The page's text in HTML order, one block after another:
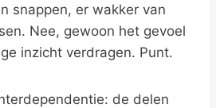
snappen, er wakker van
Nee, gewoon het gevoel
inzicht verdragen. Punt.
de delen